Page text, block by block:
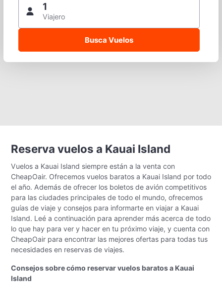
1
Viajero
Reserva vuelos a Kauai Island
Vuelos a Kauai Island siempre están a la venta con
CheapOair. Ofrecemos vuelos baratos a Kauai Island por todo
el año. Además de ofrecer los boletos de avión competitivos
para las ciudades principales de todo el mundo, ofrecemos
guías de viaje y consejos para informarte en viajar a Kauai
Island. Leé a continuación para aprender más acerca de todo
lo que hay para ver y hacer en tu próximo viaje, y cuenta con
CheapOair para encontrar las mejores ofertas para todas tus
necesidades en reservas de viajes.
Consejos sobre cómo reservar vuelos baratos a Kauai
Island